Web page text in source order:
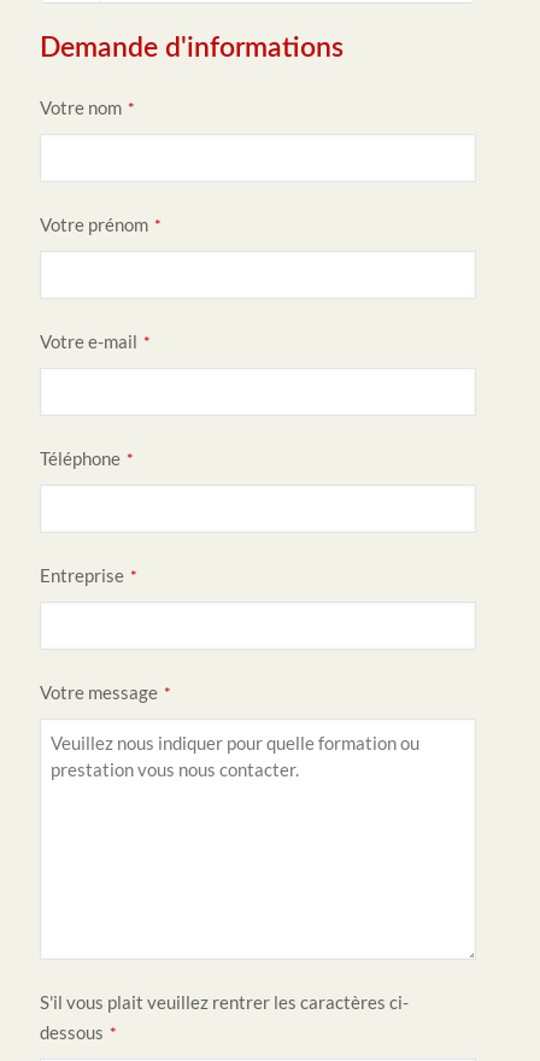
Demande d'informations
Votre nom *
Votre prénom *
Votre e-mail *
Téléphone *
E
m
*
Entreprise *
Votre message *
S'il vous plait veuillez rentrer les caractères ci-
dessous *